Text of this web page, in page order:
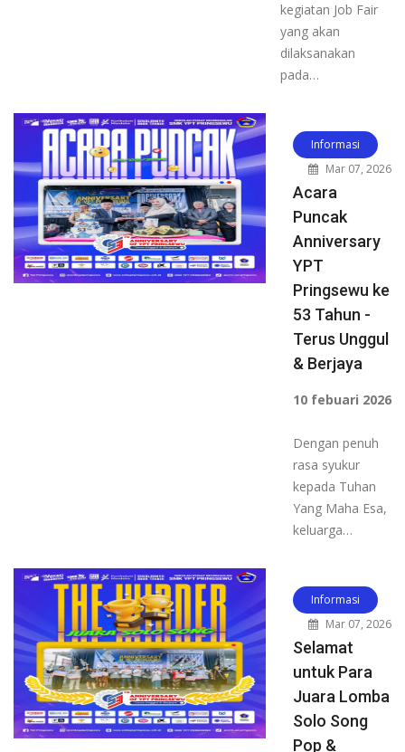
kegiatan Job Fair
yang akan
dilaksanakan
pada…
Informasi
Mar 07, 2026
Acara
Puncak
Anniversary
YPT
Pringsewu ke
53 Tahun -
Terus Unggul
& Berjaya
10 febuari 2026
Dengan penuh
rasa syukur
kepada Tuhan
Yang Maha Esa,
keluarga…
Informasi
Mar 07, 2026
Selamat
untuk Para
Juara Lomba
Solo Song
Pop &